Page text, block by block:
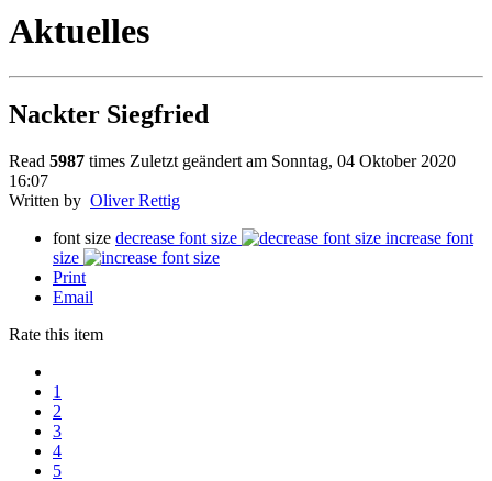
Aktuelles
Nackter Siegfried
Read 5987 times Zuletzt geändert am Sonntag, 04 Oktober 2020
16:07
Written by Oliver Rettig
font size decrease font size
increase font
size
Print
Email
Rate this item
1
2
3
4
5